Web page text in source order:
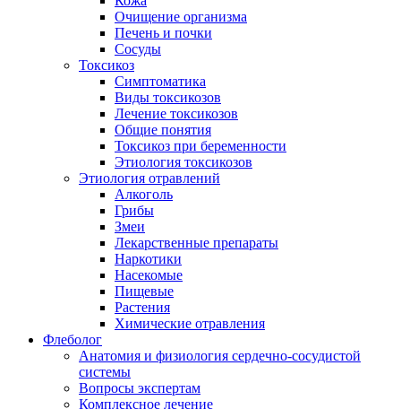
Очищение организма
Печень и почки
Сосуды
Токсикоз
Cимптоматика
Виды токсикозов
Лечение токсикозов
Общие понятия
Токсикоз при беременности
Этиология токсикозов
Этиология отравлений
Алкоголь
Грибы
Змеи
Лекарственные препараты
Наркотики
Насекомые
Пищевые
Растения
Химические отравления
Флеболог
Анатомия и физиология сердечно-сосудистой
системы
Вопросы экспертам
Комплексное лечение